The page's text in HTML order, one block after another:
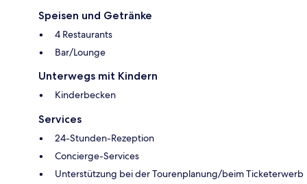
Speisen und Getränke
4 Restaurants
Bar/Lounge
Unterwegs mit Kindern
Kinderbecken
Services
24-Stunden-Rezeption
Concierge-Services
Unterstützung bei der Tourenplanung/beim Ticketerwerb